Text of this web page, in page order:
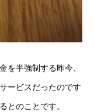
を半強制する昨今、
ービスだったのです
とのことです。